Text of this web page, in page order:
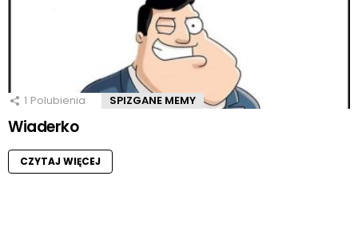
1 Polubienia SPIZGANE MEMY
Wiaderko
CZYTAJ WIĘCEJ